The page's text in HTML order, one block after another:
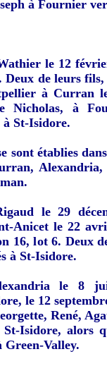
à Fournier
le 12
Deux de leurs
à Curran
Nicholas, à
à St-Isidore.
sont établies
le 29
Anicet le 22
16, lot 6. Deux
à St-Isidore.
le 8
le 12
René,
Isidore, alors
Green-Valley.